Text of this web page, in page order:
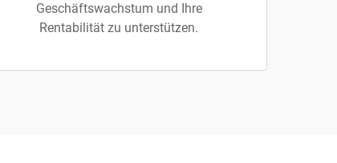
Geschäftswachstum und Ihre
Rentabilität zu unterstützen.